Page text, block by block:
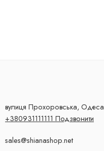
вулиця Прохоровська, Одеса
+380931111111 Подзвонити
sales@shianashop.net